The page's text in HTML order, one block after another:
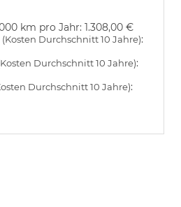
km pro Jahr: 1.308,00 €
(Kosten Durchschnitt 10 Jahre):
Durchschnitt 10 Jahre):
Durchschnitt 10 Jahre):